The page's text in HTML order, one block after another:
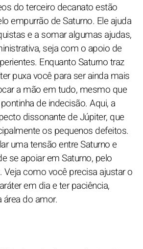
do terceiro decanato estão
empurrão de Saturno. Ele ajuda
e a somar algumas ajudas,
seja com o apoio de
Enquanto Saturno traz
puxa você para ser ainda mais
a mão em tudo, mesmo que
de indecisão. Aqui, a
dissonante de Júpiter, que
os pequenos defeitos.
uma tensão entre Saturno e
se apoiar em Saturno, pelo
Veja como você precisa ajustar o
em dia e ter paciência,
do amor.